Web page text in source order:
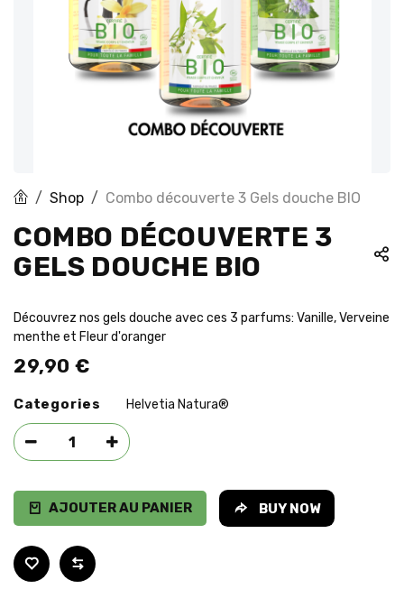
Shop Combo découverte 3 Gels douche BIO
COMBO DÉCOUVERTE 3
GELS DOUCHE BIO
Découvrez nos gels douche avec ces 3 parfums: Vanille, Verveine
menthe et Fleur d'oranger
29,90 €
Categories Helvetia Natura®
AJOUTER AU PANIER BUY NOW